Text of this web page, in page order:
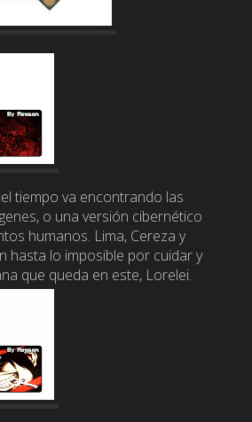
tiempo va encontrando las
o una versión cibernético
humanos. Lima, Cereza y
hasta lo imposible por cuidar y
que queda en este, Lorelei.